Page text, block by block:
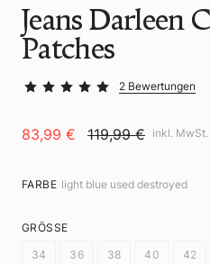
Jeans Darleen
Patches
2 Bewertungen
83,99 € 119,99 € inkl.
FARBE light blue used destroyed
GRÖSSE
34
36 38 40 42